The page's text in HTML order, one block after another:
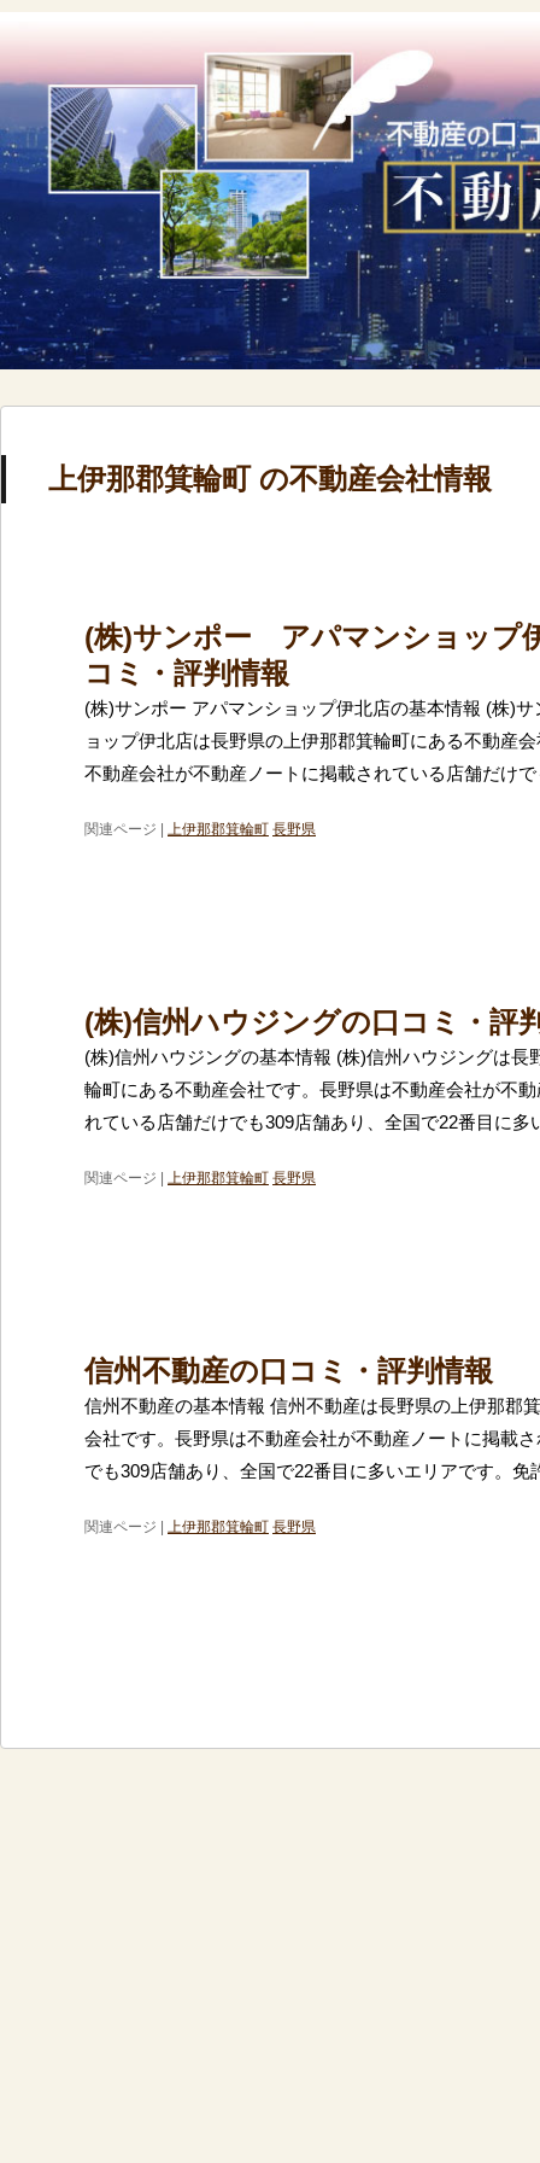
上伊那郡箕輪町 の不動産会社情報
(株)サンポー アパマンショップ
コミ・評判情報
(株)サンポー アパマンショップ伊北店の基本情報 (株)
ョップ伊北店は長野県の上伊那郡箕輪町にある不動産
不動産会社が不動産ノートに掲載されている店舗だけで
関連ページ | 上伊那郡箕輪町 長野県
(株)信州ハウジングの口コミ・評
(株)信州ハウジングの基本情報 (株)信州ハウジングは長
輪町にある不動産会社です。長野県は不動産会社が不
れている店舗だけでも309店舗あり、全国で22番目に多
関連ページ | 上伊那郡箕輪町 長野県
信州不動産の口コミ・評判情報
信州不動産の基本情報 信州不動産は長野県の上伊那郡
会社です。長野県は不動産会社が不動産ノートに掲載
でも309店舗あり、全国で22番目に多いエリアです。免
関連ページ | 上伊那郡箕輪町 長野県